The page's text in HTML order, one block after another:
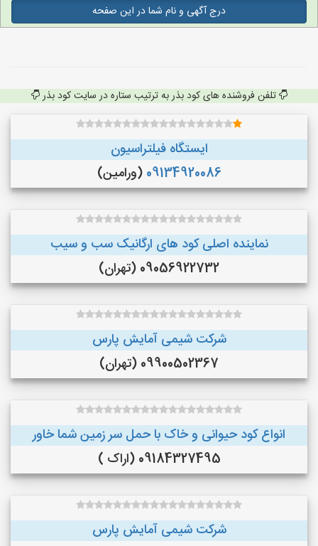
درج آگهی و نام شما در این صفحه
تلفن فروشنده های کود بذر به ترتیب ستاره در سایت کود بذر
ایستگاه فیلتراسیون
09134920086 (ورامین)
نماینده اصلی کود های ارگانیک سب و سیب
09056922732 (تهران)
شرکت شیمی آمایش پارس
09900502367 (تهران)
انواع کود حیوانی و خاک با حمل سر زمین شما خاور
09184327495 (اراک )
شرکت شیمی آمایش پارس